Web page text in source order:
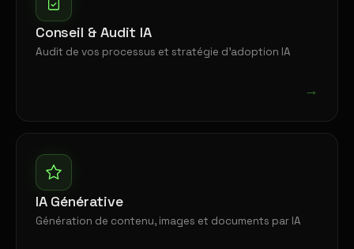
Conseil & Audit IA
Audit de vos processus et stratégie d'adoption IA
→
IA Générative
Génération de contenu, images et documents par IA